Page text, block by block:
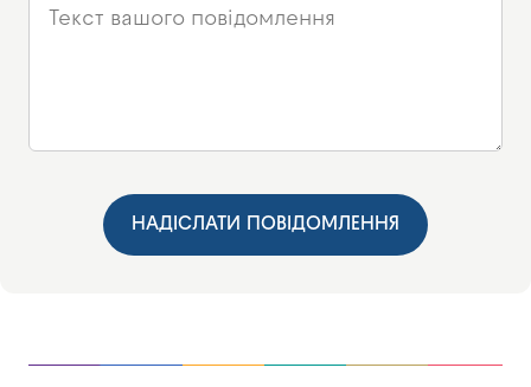
НАДІСЛАТИ ПОВІДОМЛЕННЯ